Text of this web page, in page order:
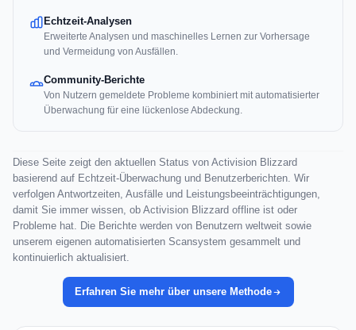
Echtzeit-Analysen
Erweiterte Analysen und maschinelles Lernen zur Vorhersage
und Vermeidung von Ausfällen.
Community-Berichte
Von Nutzern gemeldete Probleme kombiniert mit automatisierter
Überwachung für eine lückenlose Abdeckung.
Diese Seite zeigt den aktuellen Status von Activision Blizzard
basierend auf Echtzeit-Überwachung und Benutzerberichten. Wir
verfolgen Antwortzeiten, Ausfälle und Leistungsbeeinträchtigungen,
damit Sie immer wissen, ob Activision Blizzard offline ist oder
Probleme hat. Die Berichte werden von Benutzern weltweit sowie
unserem eigenen automatisierten Scansystem gesammelt und
kontinuierlich aktualisiert.
Erfahren Sie mehr über unsere Methode